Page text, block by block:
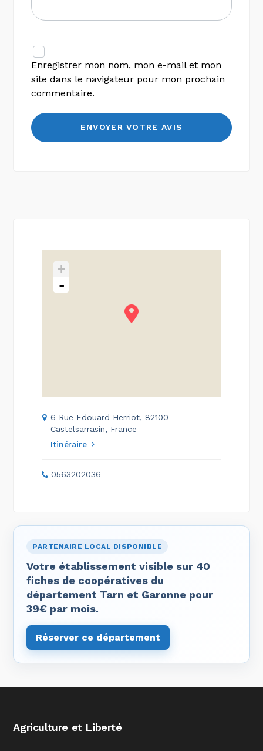
Enregistrer mon nom, mon e-mail et mon
site dans le navigateur pour mon prochain
commentaire.
+
-
6 Rue Edouard Herriot, 82100
Castelsarrasin, France
Itinéraire
0563202036
PARTENAIRE LOCAL DISPONIBLE
Votre établissement visible sur 40
fiches de coopératives du
département Tarn et Garonne pour
39€ par mois.
Réserver ce département
Agriculture et Liberté